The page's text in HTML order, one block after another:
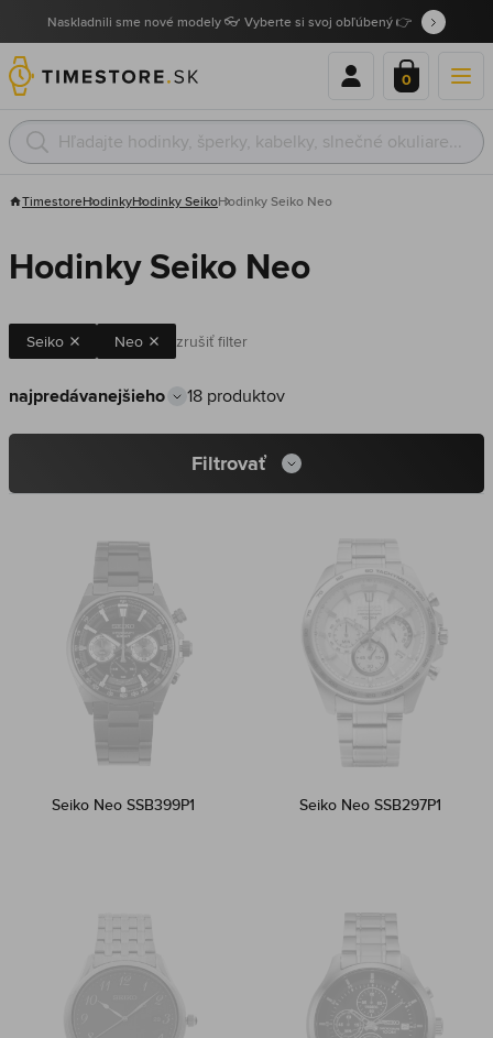
Naskladnili sme nové modely 👓 Vyberte si svoj obľúbený 👉
0
TimestoreHodinkyHodinky SeikoHodinky Seiko Neo
Hodinky Seiko Neo
Seiko Neo zrušiť filter
18 produktov
Filtrovať
Seiko Neo SSB399P1 Seiko Neo SSB297P1